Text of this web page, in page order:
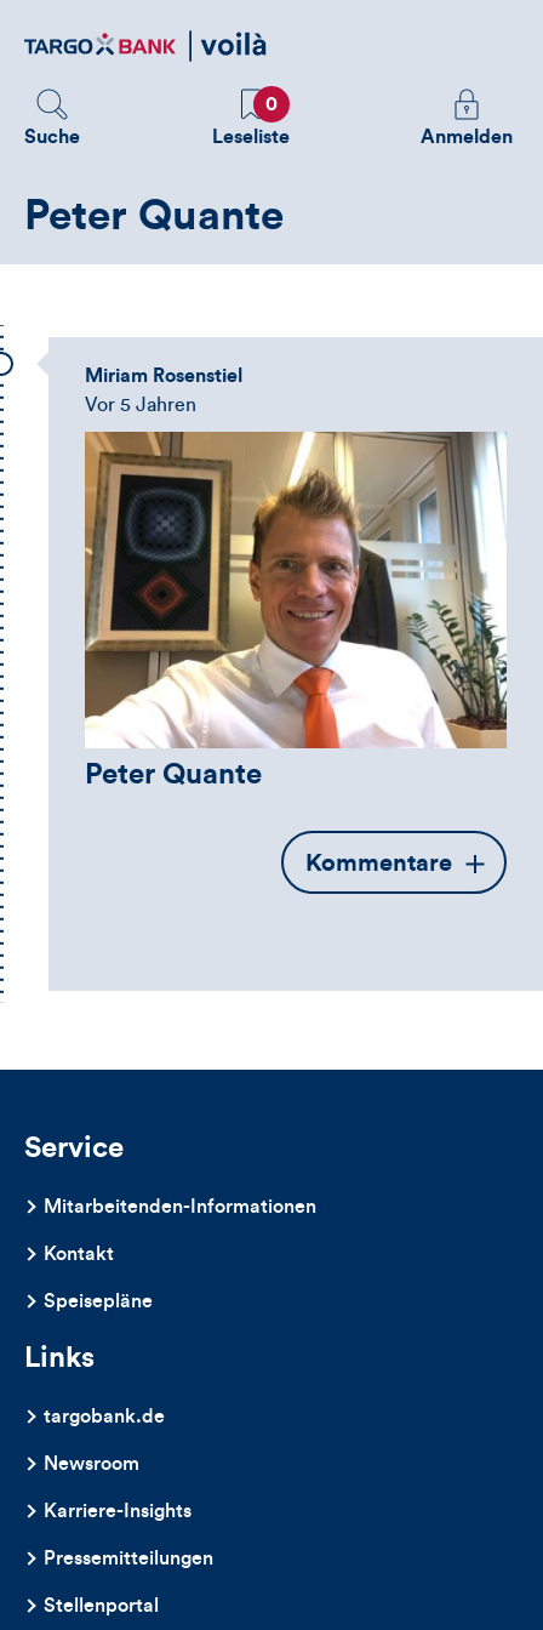
zum
Suche
Favoriten
0
Leseliste
Melden
Sie
Anmelden
Peter Quante
Miriam Rosenstiel
Vor 5 Jahren
Peter Quante
Öffnet
die
Kommentare
Service
Mitarbeitenden-Informationen
Kontakt
Speisepläne
Links
targobank.de
Newsroom
Karriere-Insights
Pressemitteilungen
Stellenportal